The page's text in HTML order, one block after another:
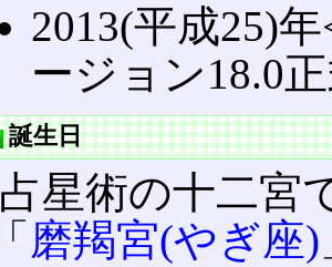
2013(平成25)
ージョン18.0
誕生日
占星術の十二宮
「 磨羯宮(やぎ座)